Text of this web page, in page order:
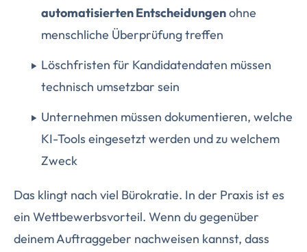
automatisierten Entscheidungenohne
menschliche Überprüfung treffen
Löschfristen für Kandidatendaten müssen
technisch umsetzbar sein
Unternehmen müssen dokumentieren, welche
KI-Tools eingesetzt werden und zu welchem
Zweck
Das klingt nach viel Bürokratie. In der Praxis ist es
ein Wettbewerbsvorteil. Wenn du gegenüber
deinem Auftraggeber nachweisen kannst, dass